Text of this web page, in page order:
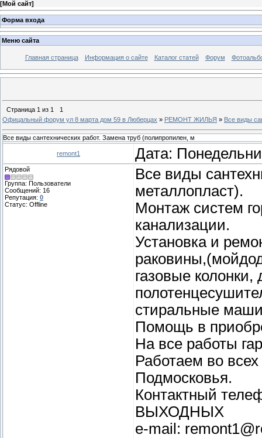
[Мой сайт]
Форма входа
Меню сайта
Главная страница Информация о сайте Каталог статей Форум
Страница 1 из 1
1
Офицальный форум ул 8 марта дом 59 в Люберцах » РЕМОНТ ЖИЛЬЯ » Все виды
Все виды сантехнических работ. Замена труб (полипропилен, м
remont1 Дата:
Рядовой
Группа: Пользователи
Сообщений: 16
Репутация: 0
Статус: Offline
Все виды
металлопласт).
Монтаж систем
канализации.
Установка и
газовые
стиральные
Помощь в
На все работы
Работаем во
Подмосковья.
Контактный
ВЫХОДНЫХ
e-mail: